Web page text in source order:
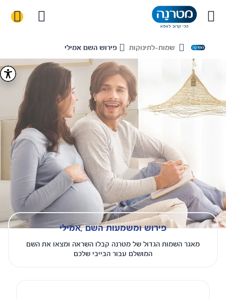
Home שמות-לתינוקות פירוש השם אמילי
פירוש ומשמעות השם ,אמילי
מאגר השמות הגדול של מטרנה קבלו השראה ומצאו את השם
המושלם עבור הבייבי שלכם